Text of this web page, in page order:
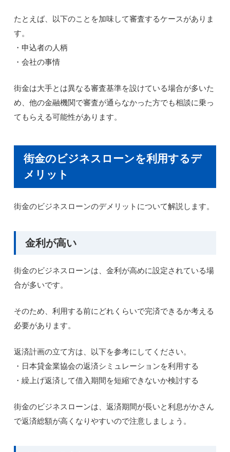
たとえば、以下のことを加味して審査するケースがありま
す。
・申込者の人柄
・会社の事情
街金は大手とは異なる審査基準を設けている場合が多いた
め、他の金融機関で審査が通らなかった方でも相談に乗っ
てもらえる可能性があります。
街金のビジネスローンを利用するデ
メリット
街金のビジネスローンのデメリットについて解説します。
金利が高い
街金のビジネスローンは、金利が高めに設定されている場
合が多いです。
そのため、利用する前にどれくらいで完済できるか考える
必要があります。
返済計画の立て方は、以下を参考にしてください。
・日本貸金業協会の返済シミュレーションを利用する
・繰上げ返済して借入期間を短縮できないか検討する
街金のビジネスローンは、返済期間が長いと利息がかさん
で返済総額が高くなりやすいので注意しましょう。